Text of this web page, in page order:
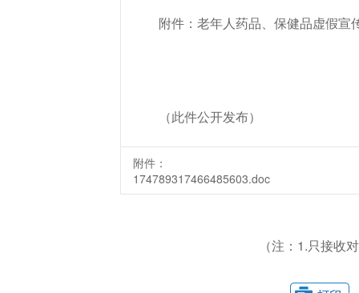
附件：老年人药品、保健品虚假宣
（此件公开发布）
附件：
174789317466485603.doc
（注：1.只接收